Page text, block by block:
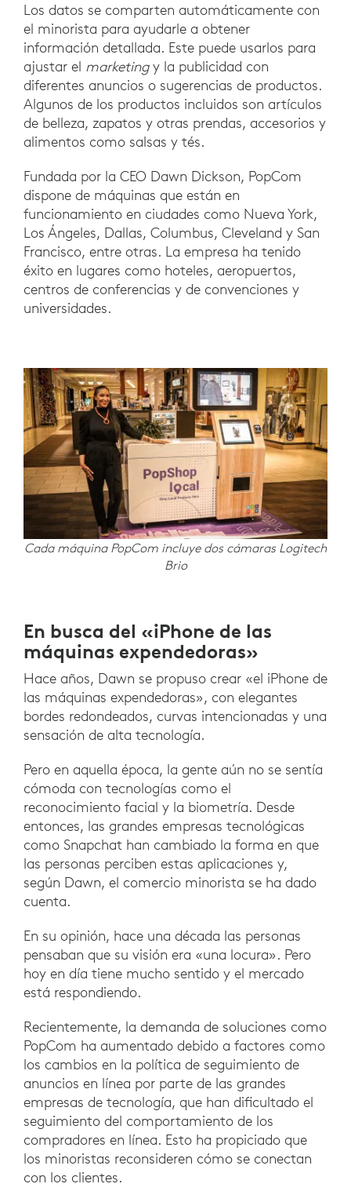
Los datos se comparten automáticamente con
el minorista para ayudarle a obtener
información detallada. Este puede usarlos para
ajustar el marketingy la publicidad con
diferentes anuncios o sugerencias de productos.
Algunos de los productos incluidos son artículos
de belleza, zapatos y otras prendas, accesorios y
alimentos como salsas y tés.
Fundada por la CEO Dawn Dickson, PopCom
dispone de máquinas que están en
funcionamiento en ciudades como Nueva York,
Los Ángeles, Dallas, Columbus, Cleveland y San
Francisco, entre otras. La empresa ha tenido
éxito en lugares como hoteles, aeropuertos,
centros de conferencias y de convenciones y
universidades.
Cada máquina PopCom incluye dos cámaras Logitech
Brio
En busca del «iPhone de las
máquinas expendedoras»
Hace años, Dawn se propuso crear «el iPhone de
las máquinas expendedoras», con elegantes
bordes redondeados, curvas intencionadas y una
sensación de alta tecnología.
Pero en aquella época, la gente aún no se sentía
cómoda con tecnologías como el
reconocimiento facial y la biometría. Desde
entonces, las grandes empresas tecnológicas
como Snapchat han cambiado la forma en que
las personas perciben estas aplicaciones y,
según Dawn, el comercio minorista se ha dado
cuenta.
En su opinión, hace una década las personas
pensaban que su visión era «una locura». Pero
hoy en día tiene mucho sentido y el mercado
está respondiendo.
Recientemente, la demanda de soluciones como
PopCom ha aumentado debido a factores como
los cambios en la política de seguimiento de
anuncios en línea por parte de las grandes
empresas de tecnología, que han dificultado el
seguimiento del comportamiento de los
compradores en línea. Esto ha propiciado que
los minoristas reconsideren cómo se conectan
con los clientes.